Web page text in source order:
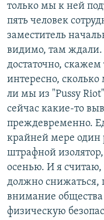
только мы к ней
пять человек
заместитель
видимо, там ждали.
достаточно,
интересно,
ли мы из "Pussy
сейчас какие-то
преждевременно.
крайней мере один
штрафной
осенью. И я считаю,
должно снижаться,
внимание
физическую